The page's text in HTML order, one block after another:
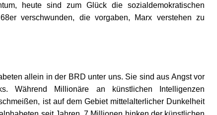
heute sind zum Glück die sozialdemokratischen
verschwunden, die vorgaben, Marx verstehen zu
allein in der BRD unter uns. Sie sind aus Angst vor
Während Millionäre an künstlichen Intelligenzen
ist auf dem Gebiet mittelalterlicher Dunkelheit